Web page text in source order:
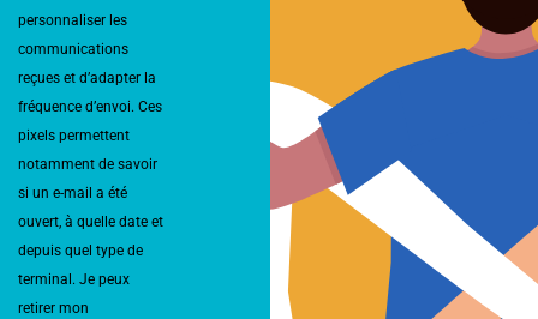
personnaliser les
communications
reçues et d’adapter la
fréquence d’envoi. Ces
pixels permettent
notamment de savoir
si un e-mail a été
ouvert, à quelle date et
depuis quel type de
terminal. Je peux
retirer mon